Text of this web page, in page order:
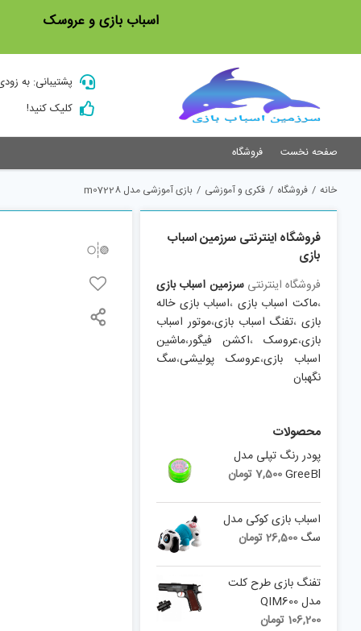
اسباب بازی و عروسک
پشتیبانی: به
کلیک کنید!
صفحه نخست فروشگاه
خانه / فروشگاه / فکری و آموزشی / بازی آموزشی مدل m07228
فروشگاه اینترنتی سرزمین اسباب
بازی
فروشگاه اینترنتیسرزمین اسباب بازی
،ماکت اسباب بازی ،اسباب بازی خاله
بازی،تفنگ اسباب بازی،موتور اسباب
بازی،عروسک،اکشن فیگور،ماشین
اسباب بازی،عروسک پولیشی،سگ
نگهبان
محصولات
پودر رنگ تپلی مدل
GreeBl
7,500تومان
اسباب بازی کوکی مدل
سگ 26,500تومان
تفنگ بازی طرح کلت
مدل QIM600
106,200 تومان